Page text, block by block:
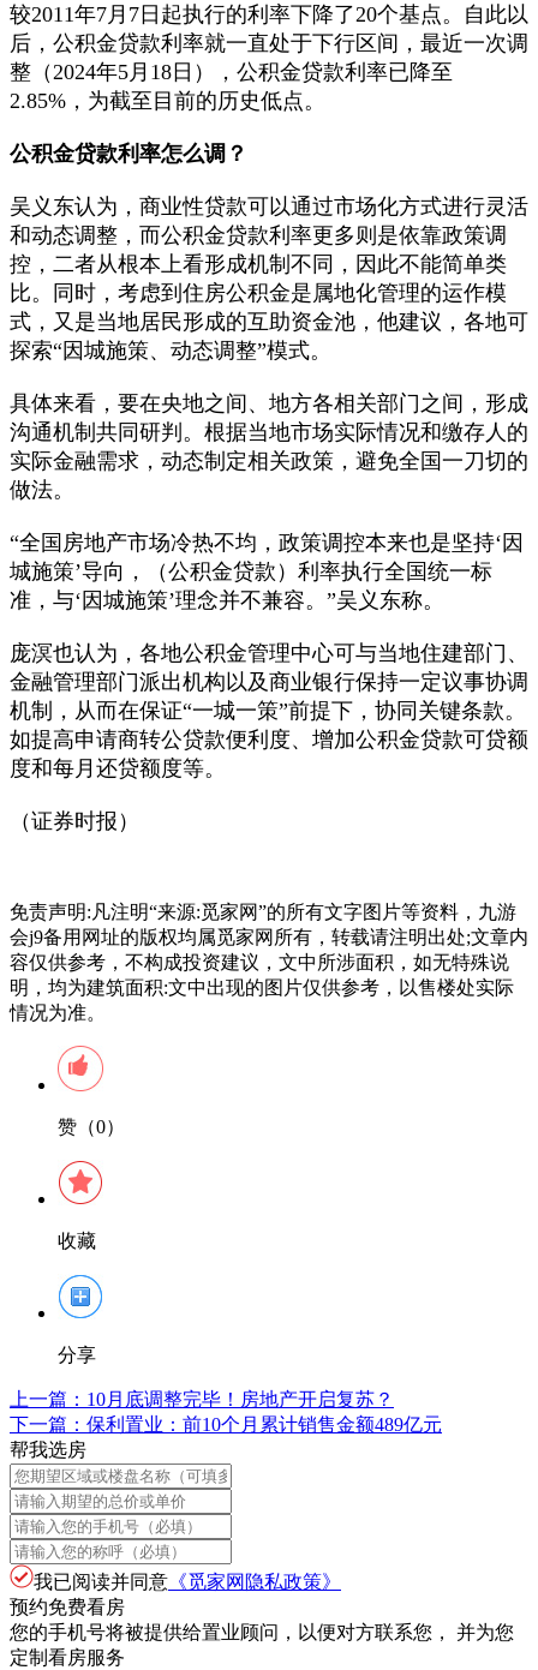
较2011年7月7日起执行的利率下降了20个基点。自此以
后，公积金贷款利率就一直处于下行区间，最近一次调
整（2024年5月18日），公积金贷款利率已降至
2.85%，为截至目前的历史低点。
公积金贷款利率怎么调？
吴义东认为，商业性贷款可以通过市场化方式进行灵活
和动态调整，而公积金贷款利率更多则是依靠政策调
控，二者从根本上看形成机制不同，因此不能简单类
比。同时，考虑到住房公积金是属地化管理的运作模
式，又是当地居民形成的互助资金池，他建议，各地可
探索“因城施策、动态调整”模式。
具体来看，要在央地之间、地方各相关部门之间，形成
沟通机制共同研判。根据当地市场实际情况和缴存人的
实际金融需求，动态制定相关政策，避免全国一刀切的
做法。
“全国房地产市场冷热不均，政策调控本来也是坚持‘因
城施策’导向，（公积金贷款）利率执行全国统一标
准，与‘因城施策’理念并不兼容。”吴义东称。
庞溟也认为，各地公积金管理中心可与当地住建部门、
金融管理部门派出机构以及商业银行保持一定议事协调
机制，从而在保证“一城一策”前提下，协同关键条款。
如提高申请商转公贷款便利度、增加公积金贷款可贷额
度和每月还贷额度等。
（证券时报）
免责声明:凡注明“来源:觅家网”的所有文字图片等资料，九游
会j9备用网址的版权均属觅家网所有，转载请注明出处;文章内
容仅供参考，不构成投资建议，文中所涉面积，如无特殊说
明，均为建筑面积:文中出现的图片仅供参考，以售楼处实际
情况为准。
赞（0）
收藏
分享
上一篇： 10月底调整完毕！房地产开启复苏？
下一篇： 保利置业：前10个月累计销售金额489亿元
帮我选房
我已阅读并同意 《觅家网隐私政策》
预约免费看房
您的手机号将被提供给置业顾问，以便对方联系您， 并为您
定制看房服务